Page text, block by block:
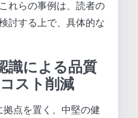
れらの事例は、読者の
討する上で、具体的な
識による品質
スト削減
拠点を置く、中堅の健